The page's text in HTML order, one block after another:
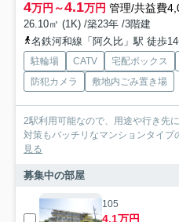
4万円～4.1万円 管理/共益費
26.10㎡ (1K) /築23年 /3階建
名鉄河和線「阿久比」駅 徒歩
駐輪場 CATV 宅配ボックス
防犯カメラ
敷地内ごみ置き場
2駅利用可能なので、用途や行き先
対策もバッチリなマンションタイプ
見る
募集中の部屋
105
4.1万円